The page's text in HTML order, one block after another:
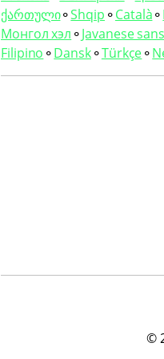
ქართული⚬Shqip ⚬Català⚬
Монгол хэл ⚬Javanese
Filipino ⚬Dansk⚬Türkçe⚬
©